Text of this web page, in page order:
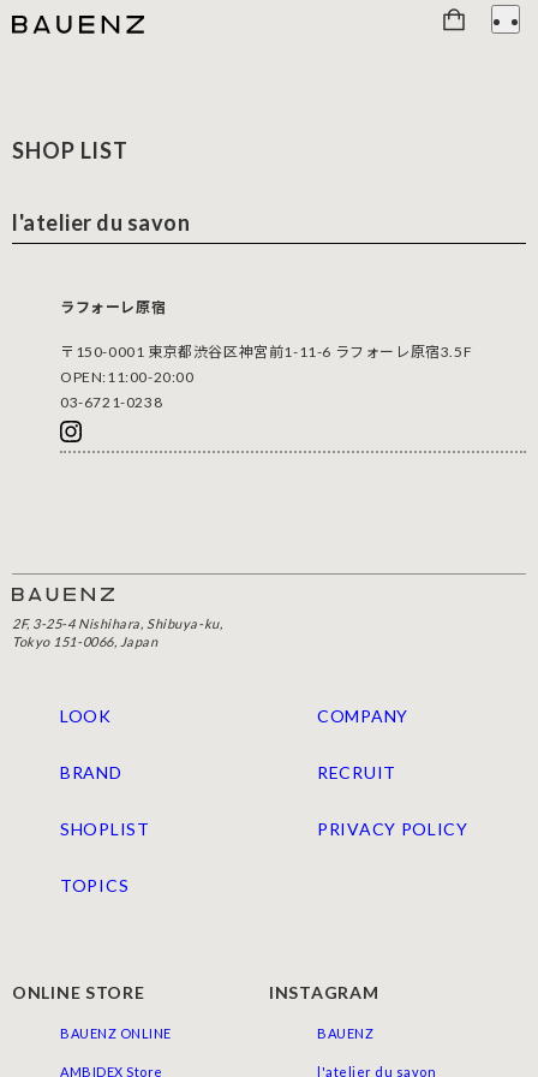
SHOP LIST
l'atelier du savon
ラフォーレ原宿
〒150-0001 東京都渋谷区神宮前1-11-6 ラフォーレ原宿3.5F
OPEN:11:00-20:00
03-6721-0238
2F, 3-25-4 Nishihara, Shibuya-ku,
Tokyo 151-0066, Japan
LOOK
BRAND
SHOPLIST
TOPICS
COMPANY
RECRUIT
PRIVACY POLICY
ONLINE STORE
BAUENZ ONLINE
AMBIDEX Store
INSTAGRAM
BAUENZ
l'atelier du savon